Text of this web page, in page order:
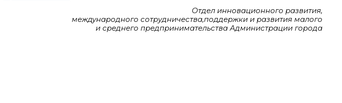
Отдел инновационного развития,
международного сотрудничества,поддержки и развития малого
и среднего предпринимательства Администрации города